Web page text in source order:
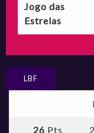
Jogo das
Estrelas
LBF
26 Pts